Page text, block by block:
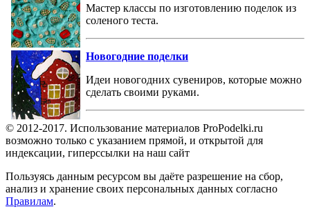
Мастер классы по изготовлению поделок из
соленого теста.
Новогодние поделки
Идеи новогодних сувениров, которые можно
сделать своими руками.
© 2012-2017. Использование материалов ProPodelki.ru
возможно только с указанием прямой, и открытой для
индексации, гиперссылки на наш сайт
Пользуясь данным ресурсом вы даёте разрешение на сбор,
анализ и хранение своих персональных данных согласно
Правилам.